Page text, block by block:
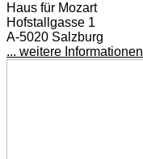
Haus für Mozart
Hofstallgasse 1
A-5020 Salzburg
... weitere Informationen